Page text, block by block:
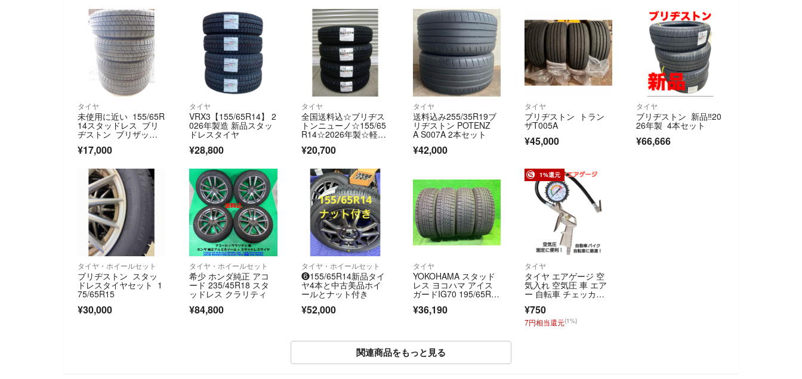
タイヤ
未使用に近い 155/65R
14スタッドレス ブリ
ヂストン ブリザックV
RX2 2024年 ４本 ス
ペーシア パレット デ
¥17,000
タイヤ
VRX3【155/65R14】 2
026年製造 新品スタッ
ドレスタイヤ
¥28,800
タイヤ
全国送料込☆ブリヂス
トンニューノ☆155/65
R14☆2026年製☆軽自
¥20,700
タイヤ
送料込み255/35R19ブ
リヂストン POTENZ
A S007A 2本セット
¥42,000
タイヤ
ブリヂストン トラン
ザT005A
¥45,000
タイヤ
ブリヂストン 新品‼️20
26年製 4本セット
¥66,666
タイヤ・ホイールセット
ブリヂストン スタッ
ドレスタイヤセット 1
75/65R15
¥30,000
タイヤ・ホイールセット
希少 ホンダ純正 アコ
ード 235/45R18 スタ
ッドレス クラリティ
¥84,800
タイヤ・ホイールセット
❻155/65R14新品タイ
ヤ4本と中古美品ホイ
ールとナット付き
¥52,000
タイヤ
YOKOHAMA スタッド
レス ヨコハマ アイス
ガードIG70 195/65R1
¥36,190
1%還元
タイヤ
タイヤ エアゲージ 空
気入れ 空気圧 車 エア
ー 自転車 チェッカ
¥750
7円相当還元(1%)
関連商品をもっと見る